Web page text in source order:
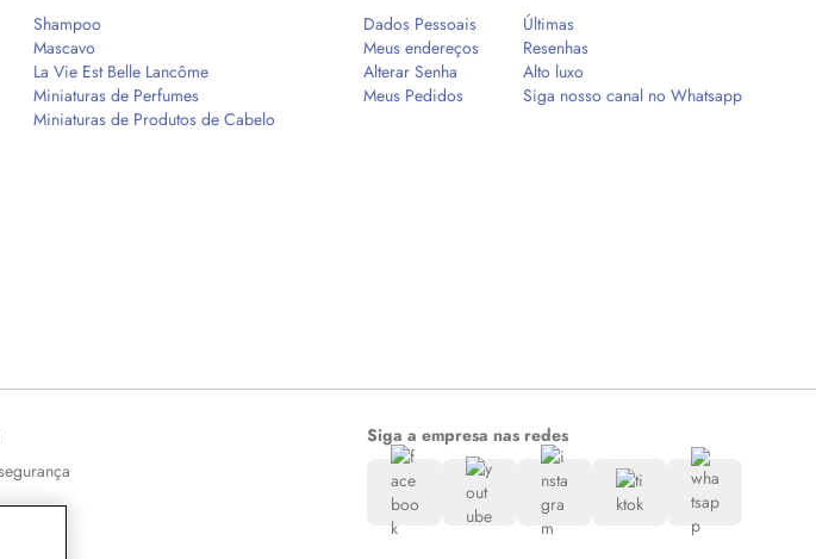
Shampoo
Mascavo
La Vie Est Belle Lancôme
Miniaturas de Perfumes
Miniaturas de Produtos de Cabelo
Dados Pessoais
Meus endereços
Alterar Senha
Meus Pedidos
Últimas
Resenhas
Alto luxo
Siga nosso canal no Whatsapp
Siga a empresa nas redes